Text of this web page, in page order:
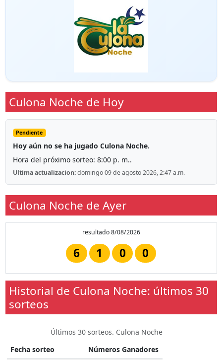
Culona Noche de Hoy
Pendiente
Hoy aún no se ha jugado Culona Noche.
Hora del próximo sorteo: 8:00 p. m..
Ultima actualizacion: domingo 09 de agosto 2026, 2:47 a.m.
Culona Noche de Ayer
resultado 8/08/2026
6 1 0 0
Historial de Culona Noche: últimos 30
sorteos
Últimos 30 sorteos. Culona Noche
Fecha sorteo
Números Ganadores